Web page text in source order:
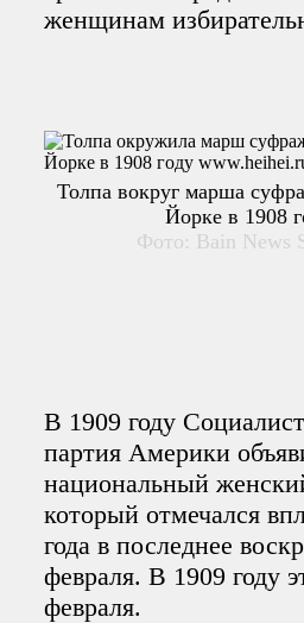
женщинам
Толпа вокруг марша
Йорке в 1908
Фото: Bain News
В 1909 году
партия Америки
национальный
который отмечался
года в последнее
февраля. В 1909 году
февраля.